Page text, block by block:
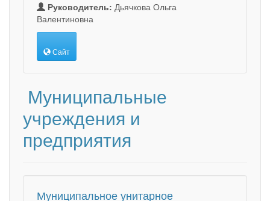
Руководитель: Дьячкова Ольга
Валентиновна
Сайт
Муниципальные
учреждения и
предприятия
Муниципальное унитарное